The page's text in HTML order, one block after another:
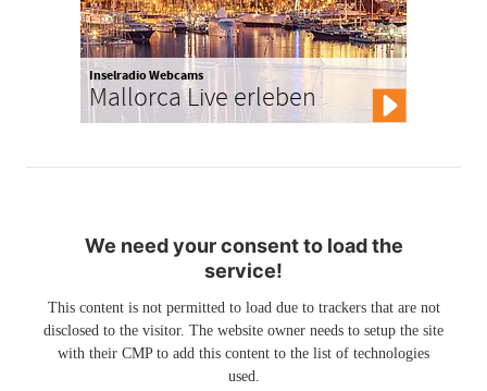
Inselradio Webcams
Mallorca Live erleben
We need your consent to load the
service!
This content is not permitted to load due to trackers that are not
disclosed to the visitor. The website owner needs to setup the site
with their CMP to add this content to the list of technologies
used.